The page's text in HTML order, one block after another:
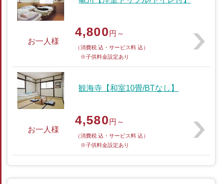
お一人様
4,800円～
（消費税 込・サービス料 込）
※子供料金設定あり
観海寺【和室10畳/BTなし】
お一人様
4,580円～
（消費税 込・サービス料 込）
※子供料金設定あり